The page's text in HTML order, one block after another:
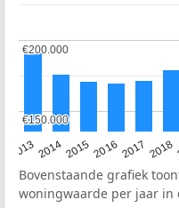
20132014201520162017 2018
€150.000
€150.000
€200.000
€200.000
Bovenstaande grafiek
woningwaarde per jaar in